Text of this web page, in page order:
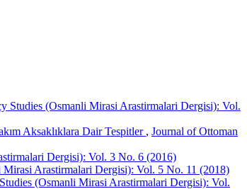
Studies (Osmanli Mirasi Arastirmalari Dergisi): Vol.
Aksaklıklara Dair Tespitler , Journal of Ottoman
Dergisi): Vol. 3 No. 6 (2016)
Arastirmalari Dergisi): Vol. 5 No. 11 (2018)
(Osmanli Mirasi Arastirmalari Dergisi): Vol.